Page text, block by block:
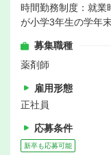
時間勤務制度：就
が小学3年生の学年末
募集職種
薬剤師
雇用形態
正社員
応募条件
新卒も応募可能